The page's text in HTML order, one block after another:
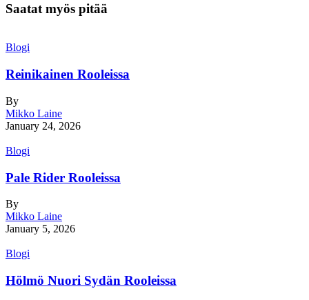
Saatat myös pitää
Blogi
Reinikainen Rooleissa
By
Mikko Laine
January 24, 2026
Blogi
Pale Rider Rooleissa
By
Mikko Laine
January 5, 2026
Blogi
Hölmö Nuori Sydän Rooleissa